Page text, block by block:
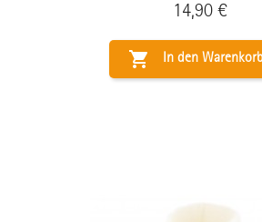
Preis
14,90 €
 In den Warenkorb